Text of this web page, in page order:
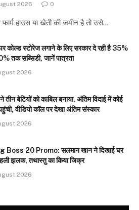
2026 0
हाउस या खेती की जमीन है तो उसे…
कोल्ड स्टोरेज लगाने के लिए सरकार दे रही है 35%
तक सब्सिडी, जानें पात्रता
2026
ने तीन बेटियों को काबिल बनाया, अंतिम विदाई में कोई
वीडियो कॉल पर देखा अंतिम संस्कार
2026
Boss 20 Promo: सलमान खान ने दिखाई घर
झलक, तथास्तु का किया जिक्र
2026